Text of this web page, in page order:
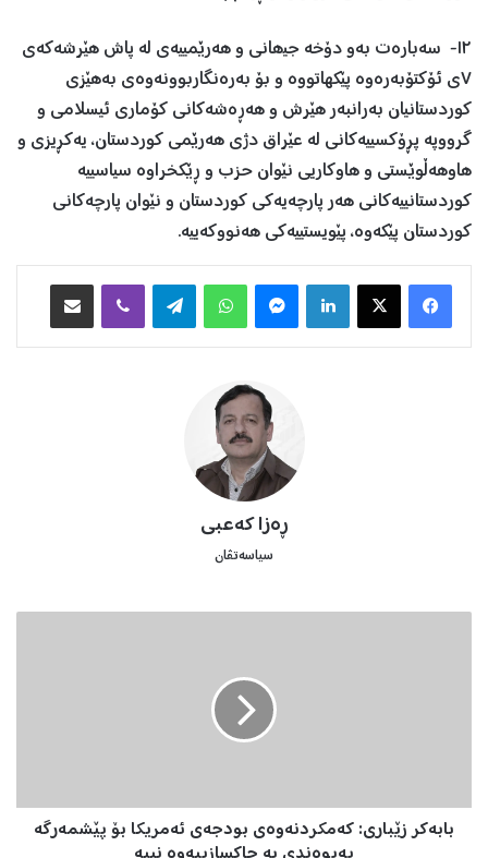
١٢- سەبارەت بەو دۆخە جیھانی و ھەرێمییەی لە پاش ھێرشەکەی
٧ی ئۆکتۆبەرەوە پێکهاتووە و بۆ بەرەنگاربوونەوەی بەھێزی
کوردستانیان بەرانبەر ھێرش و ھەڕەشەکانی کۆماری ئیسلامی و
گرووپە پڕۆکسییەکانی لە عێراق دژی ھەرێمی کوردستان، یەکڕیزی و
ھاوھەڵوێستی و ھاوکاریی نێوان حزب و ڕێکخراوە سیاسییە
کوردستانییەکانی ھەر پارچەیەکی کوردستان و نێوان پارچەکانی
کوردستان پێکەوە، پێویستییەکی ھەنووکەییە.
X
Telegram
ڕەزا کەعبی
سیاسەتڤان
ب
بابەکر زێباری: کەمکردنەوەی بودجەی ئەمریکا بۆ پێشمەرگە